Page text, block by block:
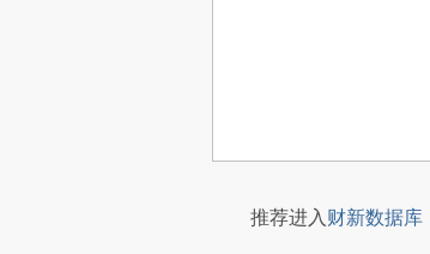
推荐进入财新数据库